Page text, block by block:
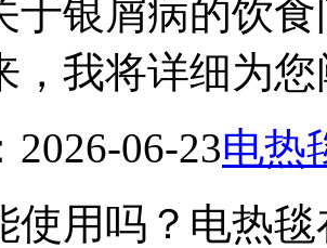
于银屑病的饮
，我将详细为您
2026-06-23电热
使用吗？电热